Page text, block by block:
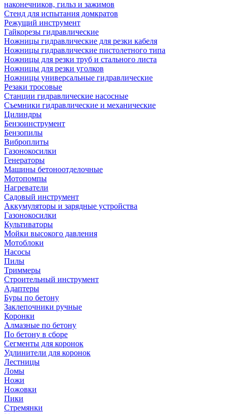
наконечников, гильз и зажимов
Стенд для испытания домкратов
Режущий инструмент
Гайкорезы гидравлические
Ножницы гидравлические для резки кабеля
Ножницы гидравлические пистолетного типа
Ножницы для резки труб и стального листа
Ножницы для резки уголков
Ножницы универсальные гидравлические
Резаки тросовые
Станции гидравлические насосные
Съемники гидравлические и механические
Цилиндры
Бензоинструмент
Бензопилы
Виброплиты
Газонокосилки
Генераторы
Машины бетоноотделочные
Мотопомпы
Нагреватели
Садовый инструмент
Аккумуляторы и зарядные устройства
Газонокосилки
Культиваторы
Мойки высокого давления
Мотоблоки
Насосы
Пилы
Триммеры
Строительный инструмент
Адаптеры
Буры по бетону
Заклепочники ручные
Коронки
Алмазные по бетону
По бетону в сборе
Сегменты для коронок
Удлинители для коронок
Лестницы
Ломы
Ножи
Ножовки
Пики
Стремянки